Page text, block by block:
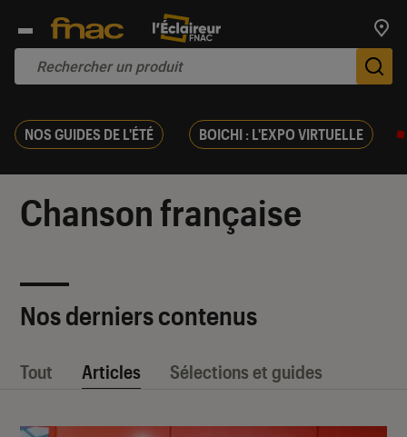
NOS GUIDES DE L'ÉTÉ BOICHI : L'EXPO VIRTUELLE
Chanson française
Nos derniers contenus
Tout Articles Sélections et guides